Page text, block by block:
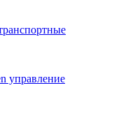
управление